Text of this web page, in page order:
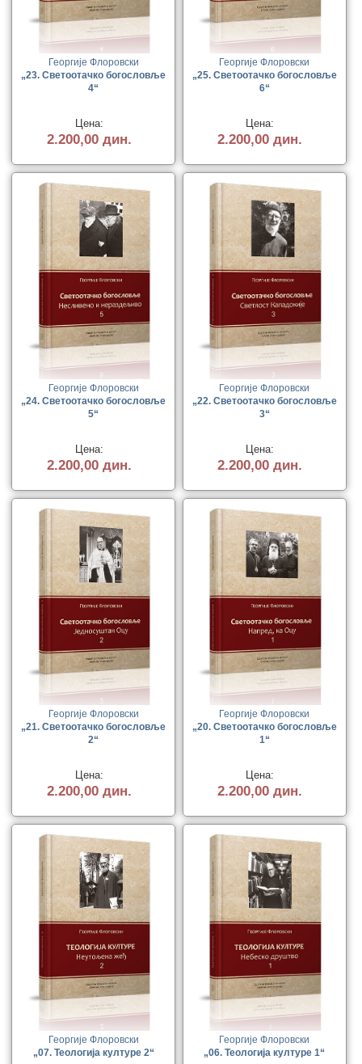
Георгије Флоровски
„23. Светоотачко богословље
4“
Цена:
2.200,00 дин.
Георгије Флоровски
„25. Светоотачко богословље
6“
Цена:
2.200,00 дин.
Георгије Флоровски
„24. Светоотачко богословље
5“
Цена:
2.200,00 дин.
Георгије Флоровски
„22. Светоотачко богословље
3“
Цена:
2.200,00 дин.
Георгије Флоровски
„21. Светоотачко богословље
2“
Цена:
2.200,00 дин.
Георгије Флоровски
„20. Светоотачко богословље
1“
Цена:
2.200,00 дин.
Георгије Флоровски
„07. Теологија културе 2“
Георгије Флоровски
„06. Теологија културе 1“